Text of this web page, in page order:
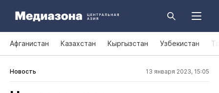
Афганистан Казахстан Кыргызстан Узбекистан
Новость 13 января 2023, 15:05